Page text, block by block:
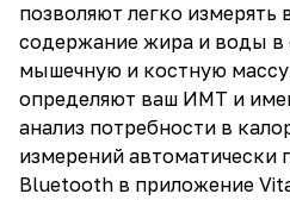
позволяют легко измерять
содержание жира и воды в
мышечную и костную
определяют ваш ИМТ и
анализ потребности в
измерений автоматически
Bluetooth в приложение